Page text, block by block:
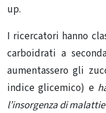
up.
I ricercatori hanno
carboidrati a
aumentassero gli
indice glicemico) e
l’insorgenza di